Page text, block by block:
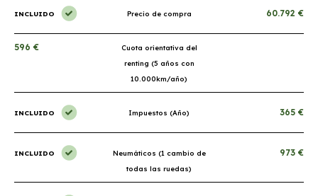
INCLUIDO Precio de compra 60.792 €
596 €
Cuota orientativa del
renting (5 años con
10.000km/año)
INCLUIDO Impuestos (Año) 365 €
INCLUIDO
Neumáticos (1 cambio de
todas las ruedas)
973 €